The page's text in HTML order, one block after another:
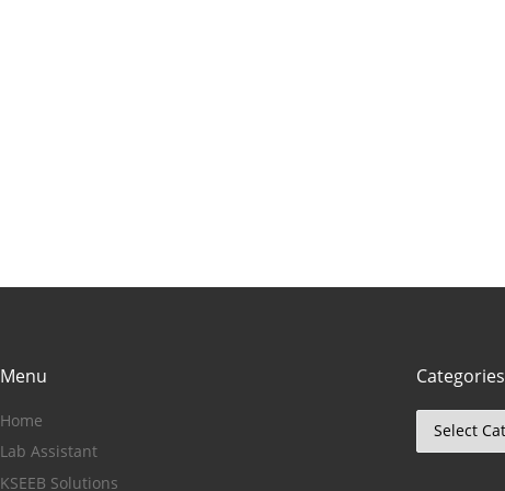
Menu
Home
Lab Assistant
KSEEB Solutions
Categories